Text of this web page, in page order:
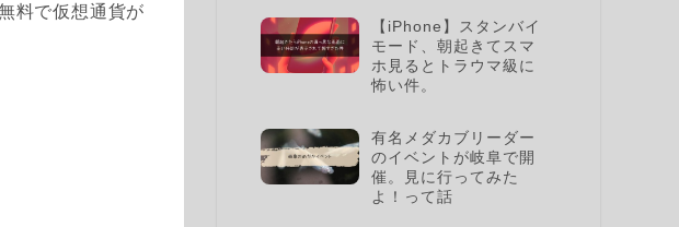
料で仮想通貨が
【iPhone】スタンバイ
モード、朝起きてスマ
ホ見るとトラウマ級に
怖い件。
有名メダカブリーダー
のイベントが岐阜で開
催。見に行ってみた
よ！って話